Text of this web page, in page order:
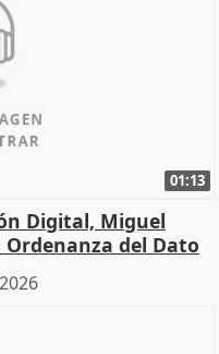
01:13
Digital, Miguel
del Dato